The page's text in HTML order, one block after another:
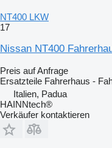
NT400 LKW
17
Nissan NT400
Preis auf Anfrage
Ersatzteile Fahrerhaus -
Italien, Padua
HAINNtech®
Verkäufer kontaktieren